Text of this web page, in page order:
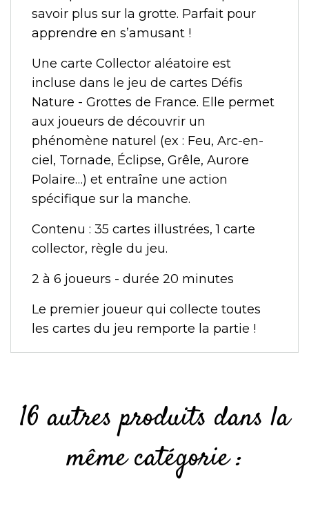
savoir plus sur la grotte. Parfait pour
apprendre en s’amusant !
Une carte Collector aléatoire est
incluse dans le jeu de cartes Défis
Nature - Grottes de France. Elle permet
aux joueurs de découvrir un
phénomène naturel (ex : Feu, Arc-en-
ciel, Tornade, Éclipse, Grêle, Aurore
Polaire…) et entraîne une action
spécifique sur la manche.
Contenu : 35 cartes illustrées, 1 carte
collector, règle du jeu.
2 à 6 joueurs - durée 20 minutes
Le premier joueur qui collecte toutes
les cartes du jeu remporte la partie !
16 autres produits dans la
même catégorie :